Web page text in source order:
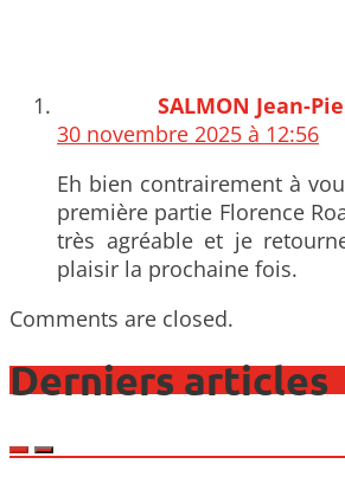
SALMON Jean-
30 novembre 2025 à 12:56
Eh bien contrairement à
première partie Florence
très agréable et je
plaisir la prochaine fois.
Comments are closed.
Derniers articles